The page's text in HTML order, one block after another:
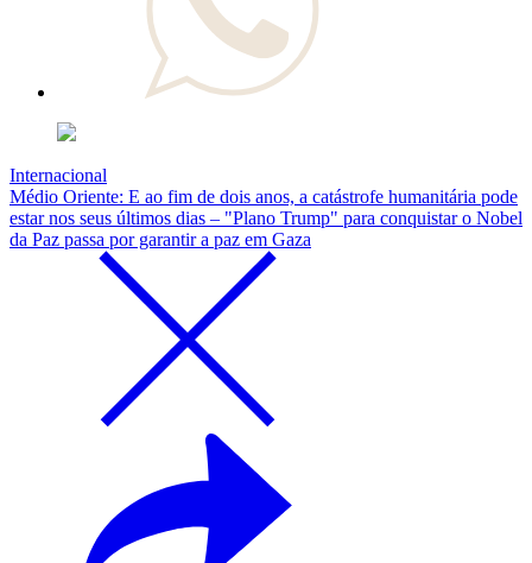
Internacional
Médio Oriente: E ao fim de dois anos, a catástrofe humanitária pode
estar nos seus últimos dias – "Plano Trump" para conquistar o Nobel
da Paz passa por garantir a paz em Gaza